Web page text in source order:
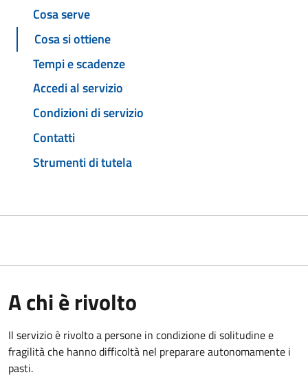
Cosa serve
Cosa si ottiene
Tempi e scadenze
Accedi al servizio
Condizioni di servizio
Contatti
Strumenti di tutela
A chi è rivolto
Il servizio è rivolto a persone in condizione di solitudine e
fragilità che hanno difficoltà nel preparare autonomamente i
pasti.